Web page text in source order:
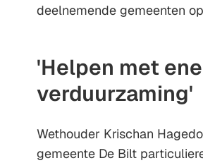
deelnemende gemeenten
'Helpen met
verduurzaming'
Wethouder Krischan
gemeente De Bilt